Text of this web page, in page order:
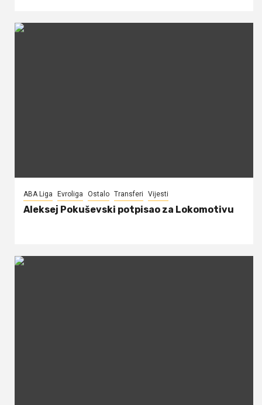
ABA Liga Evroliga Ostalo Transferi Vijesti
Aleksej Pokuševski potpisao za Lokomotivu